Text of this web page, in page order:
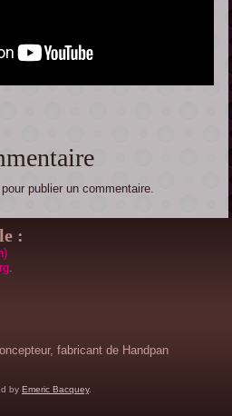
pour publier un commentaire.
:
.
fabricant de Handpan
by Emeric Bacquey.